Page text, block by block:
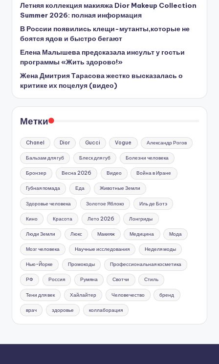
Летняя коллекция макияжа Dior Makeup Collection
Summer 2026: полная информация
В России появились клещи-мутанты,которые не
боятся ядов и быстро бегают
Елена Малышева предсказала инсульт у гостьи
программы «Жить здорово!»
Жена Дмитрия Тарасова жестко высказалась о
критике их поцелуя (видео)
Метки
Chanel Dior Gucci Vogue Александр Рогов
Бальзам для губ Блеск для губ Болезни человека
Бронзер Весна 2026 Видео Война в Иране
Губная помада Еда Животные Земли
Здоровье человека Золотое Яблоко Иль де Ботэ
Кино Красота Лето 2026 Лонгриды
Люди Земли Люкс Макияж Медицина Мода
Мозг человека Научные исследования Неделя моды
Нью-Йорке Промокоды Профессиональная косметика
РФ Россия Румяна Свотчи Стиль
Тени для век Хайлайтер Человечество бренд
врач здоровье коллаборация